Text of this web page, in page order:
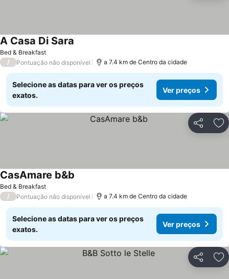
Bed & Breakfast
A Casa Di Sara
/ Pontuação não disponível a 7.4 km de Centro da cidade
Selecione as datas para ver os preços
exatos.
Ver preços
Partilhar
Bed & Breakfast
CasAmare b&b
/ Pontuação não disponível a 7.4 km de Centro da cidade
Selecione as datas para ver os preços
exatos.
Ver preços
Partilhar